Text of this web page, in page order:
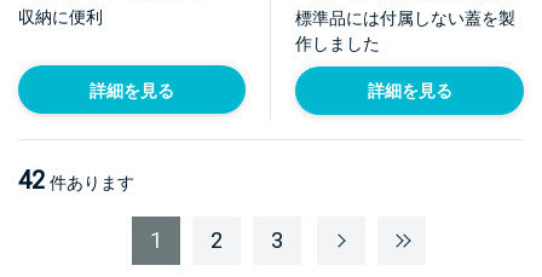
用事例】
収納に便利
詳細を見る
例】
標準品には付属しない蓋を製
作しました
詳細を見る
42 件あります
1 2 3